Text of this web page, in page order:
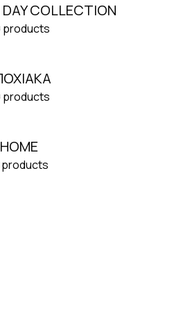
COLLECTION
products
products
HOME
products